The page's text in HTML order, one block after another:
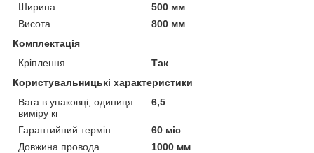
Ширина
500 мм
Висота
800 мм
Комплектація
Кріплення
Так
Користувальницькі характеристики
Вага в упаковці, одиниця
виміру кг
6,5
Гарантийний термін
60 міс
Довжина провода
1000 мм